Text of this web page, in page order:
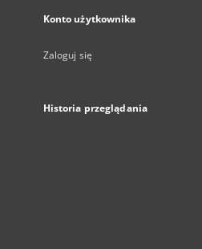
Konto użytkownika
Zaloguj się
Historia przeglądania